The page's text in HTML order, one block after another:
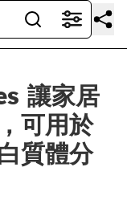
讓家居
可用於
質體分